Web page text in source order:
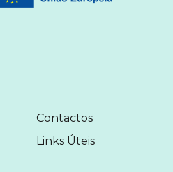
Contactos
Links Úteis